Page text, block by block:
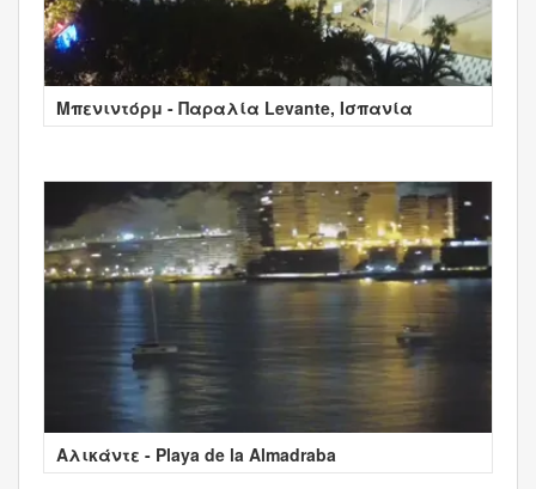
Μπενιντόρμ - Παραλία Levante, Ισπανία
Αλικάντε - Playa de la Almadraba